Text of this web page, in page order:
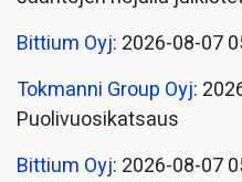
Bittium Oyj: 2026-08-07
Tokmanni Group Oyj:
Puolivuosikatsaus
Bittium Oyj: 2026-08-07